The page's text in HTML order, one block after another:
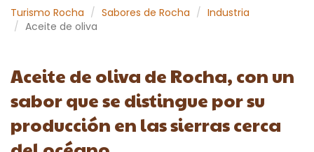
Turismo Rocha Sabores de Rocha
Industria
Aceite de oliva
Aceite de oliva de Rocha, con un
sabor que se distingue por su
producción en las sierras cerca